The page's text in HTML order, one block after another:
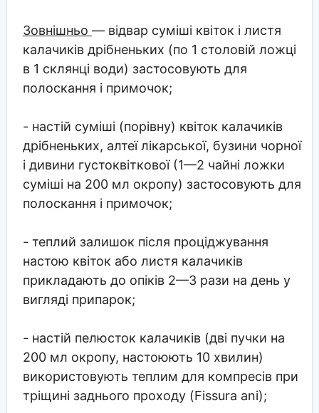
Зовнішньо — відвар суміші квіток і листя
калачиків дрібненьких (по 1 столовій ложці
в 1 склянці води) застосовують для
полоскання і примочок;
- настій суміші (порівну) квіток калачиків
дрібненьких, алтеї лікарської, бузини чорної
і дивини густоквіткової (1—2 чайні ложки
суміші на 200 мл окропу) застосовують для
полоскання і примочок;
- теплий залишок після проціджування
настою квіток або листя калачиків
прикладають до опіків 2—3 рази на день у
вигляді припарок;
- настій пелюсток калачиків (дві пучки на
200 мл окропу, настоюють 10 хвилин)
використовують теплим для компресів при
тріщині заднього проходу (Fissura ani);